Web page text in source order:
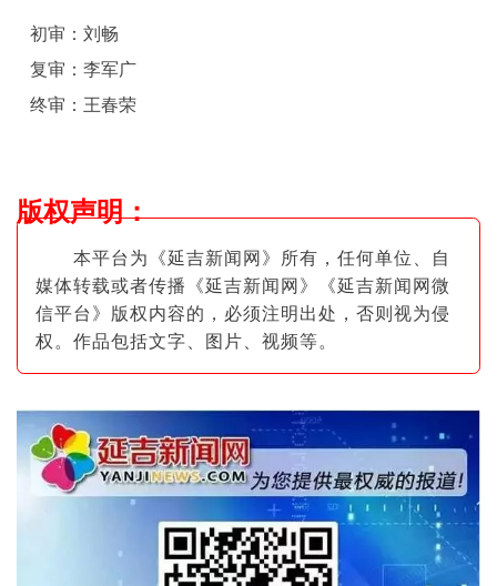
初审：刘畅
复审：李军广
终审：王春荣
版权声明：
本平台为《延吉新闻网》所有，任何单位、自
媒体转载或者传播《延吉新闻网》《延吉新闻网微
信平台》版权内容的，必须注明出处，否则视为侵
权。作品包括文字、图片 、视频等。